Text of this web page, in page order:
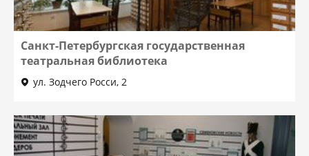
Санкт-Петербургская государственная
театральная библиотека
ул. Зодчего Росси, 2